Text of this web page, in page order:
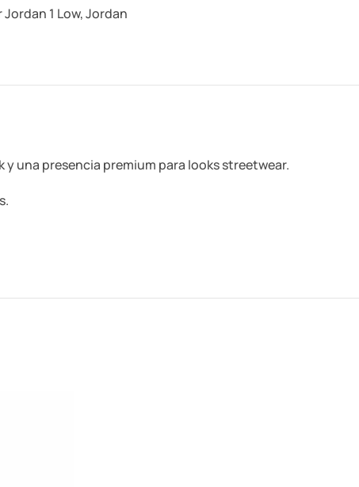
Jordan 1 Low,Jordan
una presencia premium para looks streetwear.